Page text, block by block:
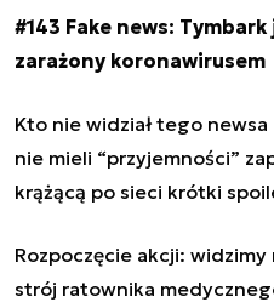
#143 Fake news:
zarażony koronawirusem
Kto nie widział tego
nie mieli “przyjemności”
krążącą po sieci krótki
Rozpoczęcie akcji:
strój ratownika